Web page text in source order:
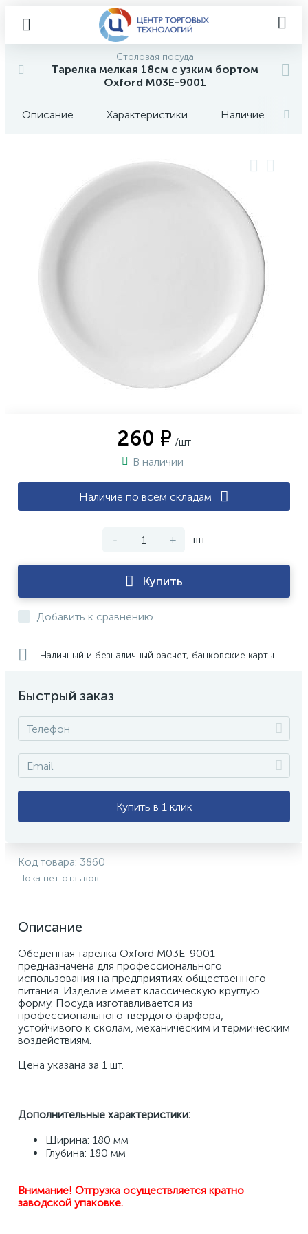
Столовая посуда
Тарелка мелкая 18см с узким бортом
Oxford M03E-9001
Описание Характеристики Наличие
260 ₽ /шт
В наличии
Наличие по всем складам
- + шт
Купить
Добавить к сравнению
Наличный и безналичный расчет, банковские карты
Быстрый заказ
Купить в 1 клик
Код товара: 3860
Пока нет отзывов
Описание
Обеденная тарелка Oxford M03E-9001
предназначена для профессионального
использования на предприятиях общественного
питания. Изделие имеет классическую круглую
форму. Посуда изготавливается из
профессионального твердого фарфора,
устойчивого к сколам, механическим и термическим
воздействиям.
Цена указана за 1 шт.
Дополнительные характеристики:
Ширина: 180 мм
Глубина: 180 мм
Внимание! Отгрузка осуществляется кратно
заводской упаковке.